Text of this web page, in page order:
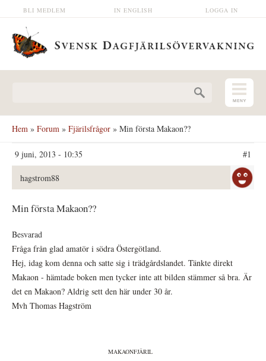
Hoppa till huvudinnehåll LOGGA IN
IN ENGLISH
BLI MEDLEM
Hem » Forum » Fjärilsfrågor » Min första Makaon??
9 juni, 2013 - 10:35 #1
hagstrom88
Min första Makaon??
Besvarad
Fråga från glad amatör i södra Östergötland.
Hej, idag kom denna och satte sig i trädgårdslandet. Tänkte direkt
Makaon - hämtade boken men tycker inte att bilden stämmer så bra. Är
det en Makaon? Aldrig sett den här under 30 år.
Mvh Thomas Hagström
MAKAONFJÄRIL